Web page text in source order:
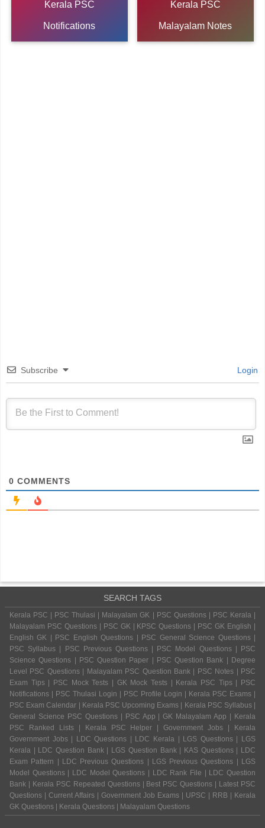
Kerala PSC
Notifications
Kerala PSC
Malayalam Notes
Subscribe Login
0 COMMENTS
SEARCH TAGS
Kerala PSC | PSC Thulasi | Malayalam GK | PSC Questions | PSC Kerala |
Malayalam PSC Questions | PSC GK | KPSC Questions | PSC GK English |
English GK | PSC English Questions | PSC General Science Questions |
PSC Syllabus | PSC Previous Questions | PSC Model Questions | PSC
Science Questions | PSC Question Paper | PSC Question Bank | Degree
Level PSC Questions | Malayalam PSC Question Bank | PSC Notes | PSC
Exam Tips | PSC Mock Tests | GK Mock Tests | Kerala PSC Tips | PSC
Notifications | PSC Thulasi Login | PSC Profile Login | Kerala PSC Exams |
PSC Exam Calendar | Kerala PSC Upcoming Exams | Kerala PSC Syllabus |
General Science PSC Questions | PSC App | GK Malayalam App | Kerala
PSC Ranked Lists | Kerala PSC Helper | Government Jobs | Kerala
Government Jobs | LDC Questions | LDC Kerala | LGS Questions | LGS
Kerala | LDC Question Bank | LGS Question Bank | KAS Questions | LDC
Exam Pattern | LDC Previous Questions | LGS Previous Questions | LGS
Model Questions | LDC Model Questions | LDC Rank File | LDC Question
Bank | Kerala PSC Repeated Questions | Best PSC Questions | Latest PSC
Questions | Current Affairs | Government Job Exams | UPSC | RRB | Kerala
GK Questions | Kerala Questions | Malayalam Questions